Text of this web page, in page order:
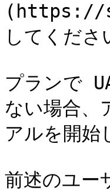
(https://
してくださ
プランで
ない場合、
アルを開始
前述のユー